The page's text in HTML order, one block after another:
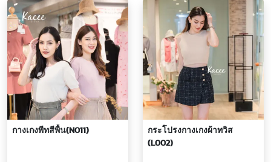
กางเกงพีทสีพื้น(N011)
กระโปรงกางเกงผ้าทวิส
(L002)